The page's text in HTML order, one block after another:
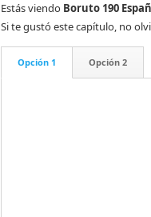
Estás viendo Boruto 190
Si te gustó este capítulo, no
Opción 1 Opción 2